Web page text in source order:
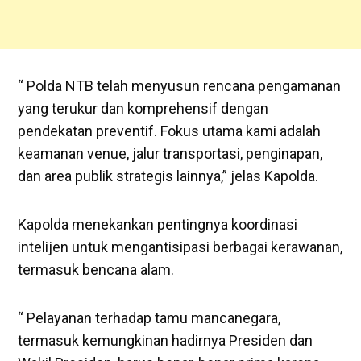
“ Polda NTB telah menyusun rencana pengamanan
yang terukur dan komprehensif dengan
pendekatan preventif. Fokus utama kami adalah
keamanan venue, jalur transportasi, penginapan,
dan area publik strategis lainnya,” jelas Kapolda.
Kapolda menekankan pentingnya koordinasi
intelijen untuk mengantisipasi berbagai kerawanan,
termasuk bencana alam.
“ Pelayanan terhadap tamu mancanegara,
termasuk kemungkinan hadirnya Presiden dan